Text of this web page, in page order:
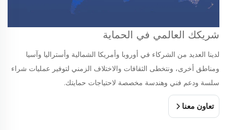
شريكك العالمي في الحماية
لدينا العديد من الشركاء في أوروبا وأمريكا الشمالية وأستراليا وآسيا
ومناطق أخرى، ونتخطى الثقافات والاختلاف الزمني لتوفير عمليات شراء
سلسة ودعم فني وهندسة مخصصة لاحتياجات حمايتك.
تعاون معنا